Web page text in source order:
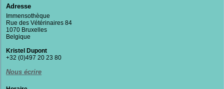
Organisation du travail
Prostitué.e.s
Recueil[1]
Rôle selon le sexe
Théorie du care
Documentaires
Adresse
Immensothèque
Rue des Vétérinaires 84
1070 Bruxelles
Belgique
Kristel Dupont
+32 (0)497 20 23 80
Nous écrire